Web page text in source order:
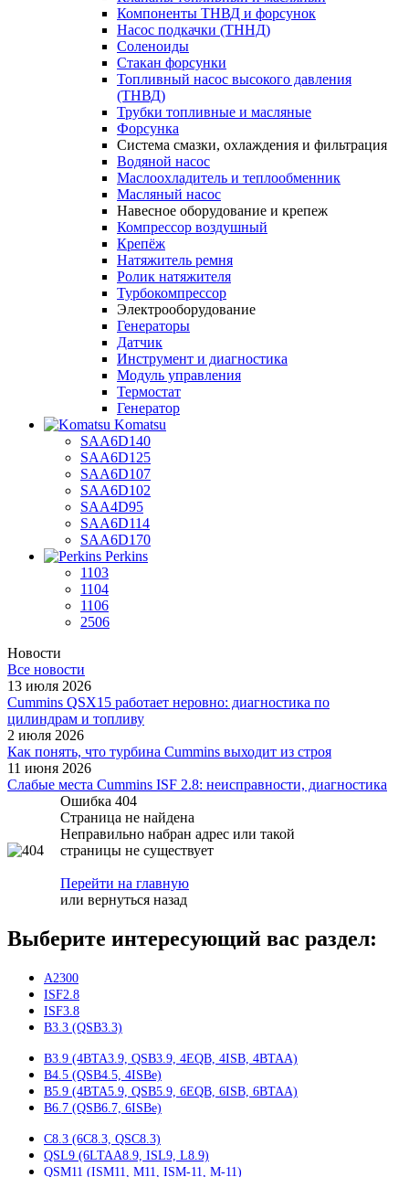
Компоненты ТНВД и форсунок
Насос подкачки (ТННД)
Соленоиды
Стакан форсунки
Топливный насос высокого давления
(ТНВД)
Трубки топливные и масляные
Форсунка
Система смазки, охлаждения и фильтрация
Водяной насос
Маслоохладитель и теплообменник
Масляный насос
Навесное оборудование и крепеж
Компрессор воздушный
Крепёж
Натяжитель ремня
Ролик натяжителя
Турбокомпрессор
Электрооборудование
Генераторы
Датчик
Инструмент и диагностика
Модуль управления
Термостат
Генератор
Komatsu
SAA6D140
SAA6D125
SAA6D107
SAA6D102
SAA4D95
SAA6D114
SAA6D170
Perkins
1103
1104
1106
2506
Новости
Все новости
13 июля 2026
Cummins QSX15 работает неровно: диагностика по
цилиндрам и топливу
2 июля 2026
Как понять, что турбина Cummins выходит из строя
11 июня 2026
Слабые места Cummins ISF 2.8: неисправности, диагностика
Ошибка 404
Страница не найдена
Неправильно набран адрес или такой
страницы не существует
Перейти на главную
или вернуться назад
Выберите интересующий вас раздел:
A2300
ISF2.8
ISF3.8
B3.3 (QSB3.3)
B3.9 (4BTA3.9, QSB3.9, 4EQB, 4ISB, 4BTAA)
B4.5 (QSB4.5, 4ISBe)
B5.9 (4BTA5.9, QSB5.9, 6EQB, 6ISB, 6BTAA)
B6.7 (QSB6.7, 6ISBe)
C8.3 (6C8.3, QSC8.3)
QSL9 (6LTAA8.9, ISL9, L8.9)
QSM11 (ISM11, M11, ISM-11, M-11)